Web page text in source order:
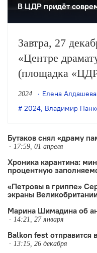
В ЦДР придёт
Завтра, 27
«Центре
(площадка
премьера
Панкова
Шахназарова.
2024
Елена Алдашева
2024, Владимир
Бутаков снял «драму
17:59, 01 апреля
Хроника карантина:
процентную
«Петровы в гриппе»
экраны
Марина Шимадина об
14:21, 27 января
Balkon fest отправится
13:15, 26 декабря